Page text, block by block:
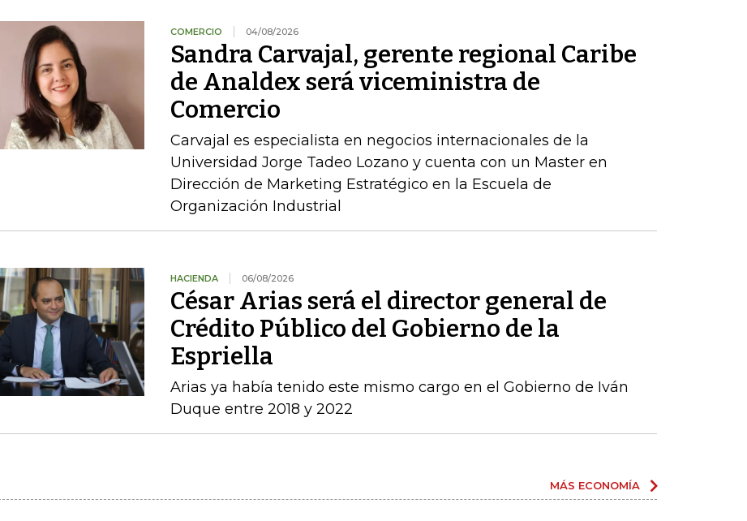
COMERCIO 04/08/2026
Sandra Carvajal, gerente regional Caribe
de Analdex será viceministra de
Comercio
Carvajal es especialista en negocios internacionales de la
Universidad Jorge Tadeo Lozano y cuenta con un Master en
Dirección de Marketing Estratégico en la Escuela de
Organización Industrial
HACIENDA 06/08/2026
César Arias será el director general de
Crédito Público del Gobierno de la
Espriella
Arias ya había tenido este mismo cargo en el Gobierno de Iván
Duque entre 2018 y 2022
MÁS ECONOMÍA